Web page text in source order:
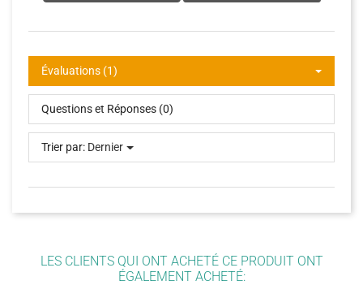
Évaluations (1)
Questions et Réponses (0)
Trier par: Dernier
LES CLIENTS QUI ONT ACHETÉ CE PRODUIT ONT
ÉGALEMENT ACHETÉ: